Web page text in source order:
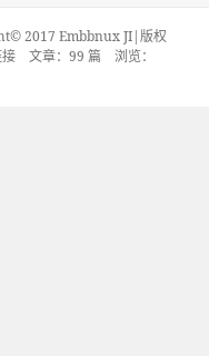
2017 Embbnux JI|版权
文章：99 篇 浏览：